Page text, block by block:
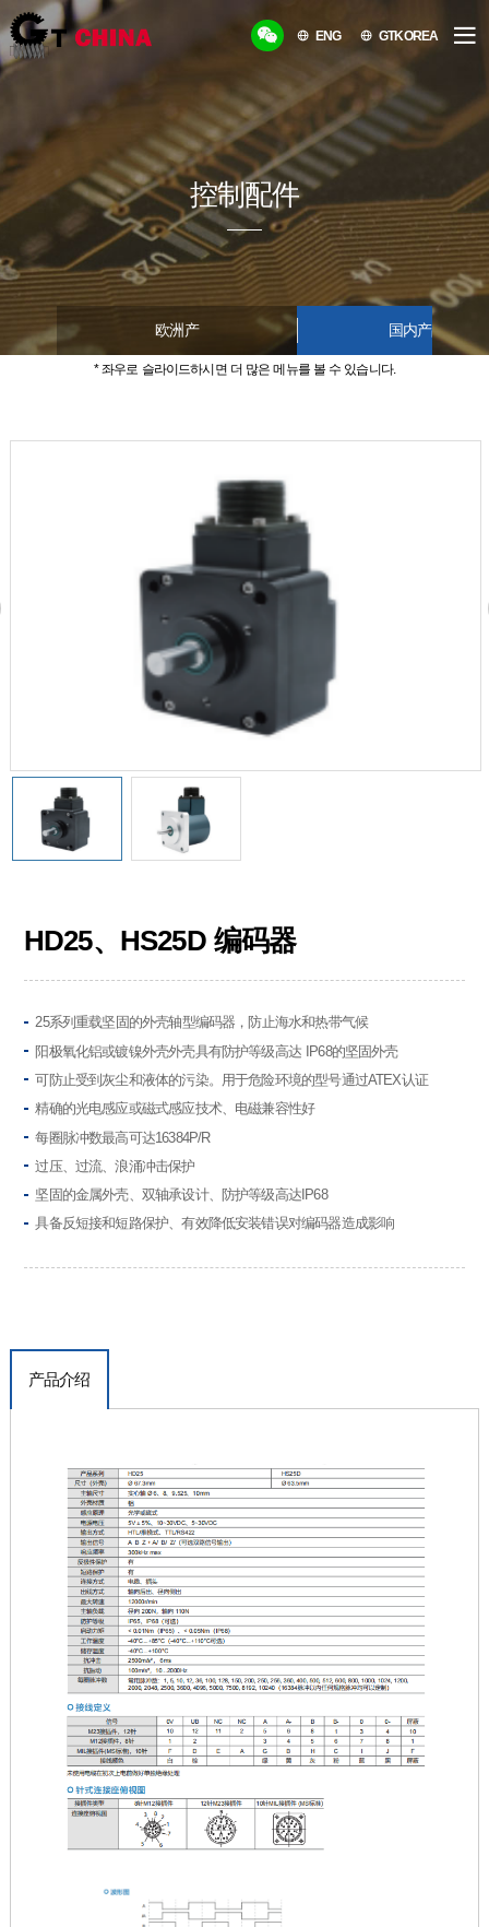
ENG GTKOREA
控制配件
欧洲产 国内产品
HD25、HS25D 编码器
25系列重载坚固的外壳轴型编码器，防止海水和热带气候
阳极氧化铝或镀镍外壳外壳具有防护等级高达 IP68的坚固外壳
可防止受到灰尘和液体的污染。用于危险环境的型号通过ATEX认证
精确的光电感应或磁式感应技术、电磁兼容性好
每圈脉冲数最高可达16384P/R
过压、过流、浪涌冲击保护
坚固的金属外壳、双轴承设计、防护等级高达IP68
具备反短接和短路保护、有效降低安装错误对编码器造成影响
产品介绍